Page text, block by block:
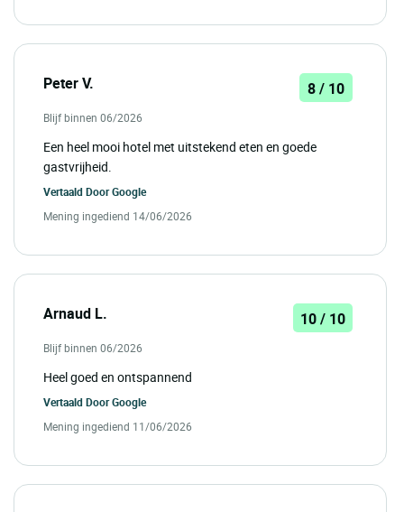
Peter V. 8 / 10
Blijf binnen 06/2026
Een heel mooi hotel met uitstekend eten en goede
gastvrijheid.
Vertaald DoorGoogle
Mening ingediend 14/06/2026
Arnaud L. 10 / 10
Blijf binnen 06/2026
Heel goed en ontspannend
Vertaald DoorGoogle
Mening ingediend 11/06/2026